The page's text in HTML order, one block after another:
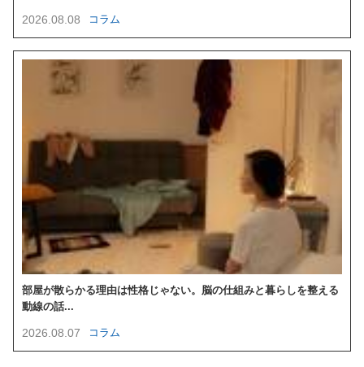
2026.08.08 コラム
部屋が散らかる理由は性格じゃない。脳の仕組みと暮らしを整える
動線の話...
2026.08.07 コラム